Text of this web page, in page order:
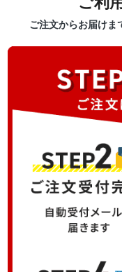
ご注文からお届けま